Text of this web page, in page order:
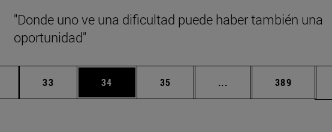
"Donde uno ve una dificultad puede haber también una
oportunidad"
Páginas intermedias Use TAB para desplazarse.
Página
33 Página
34 Página
35 ... Páginas intermedias
Página
389